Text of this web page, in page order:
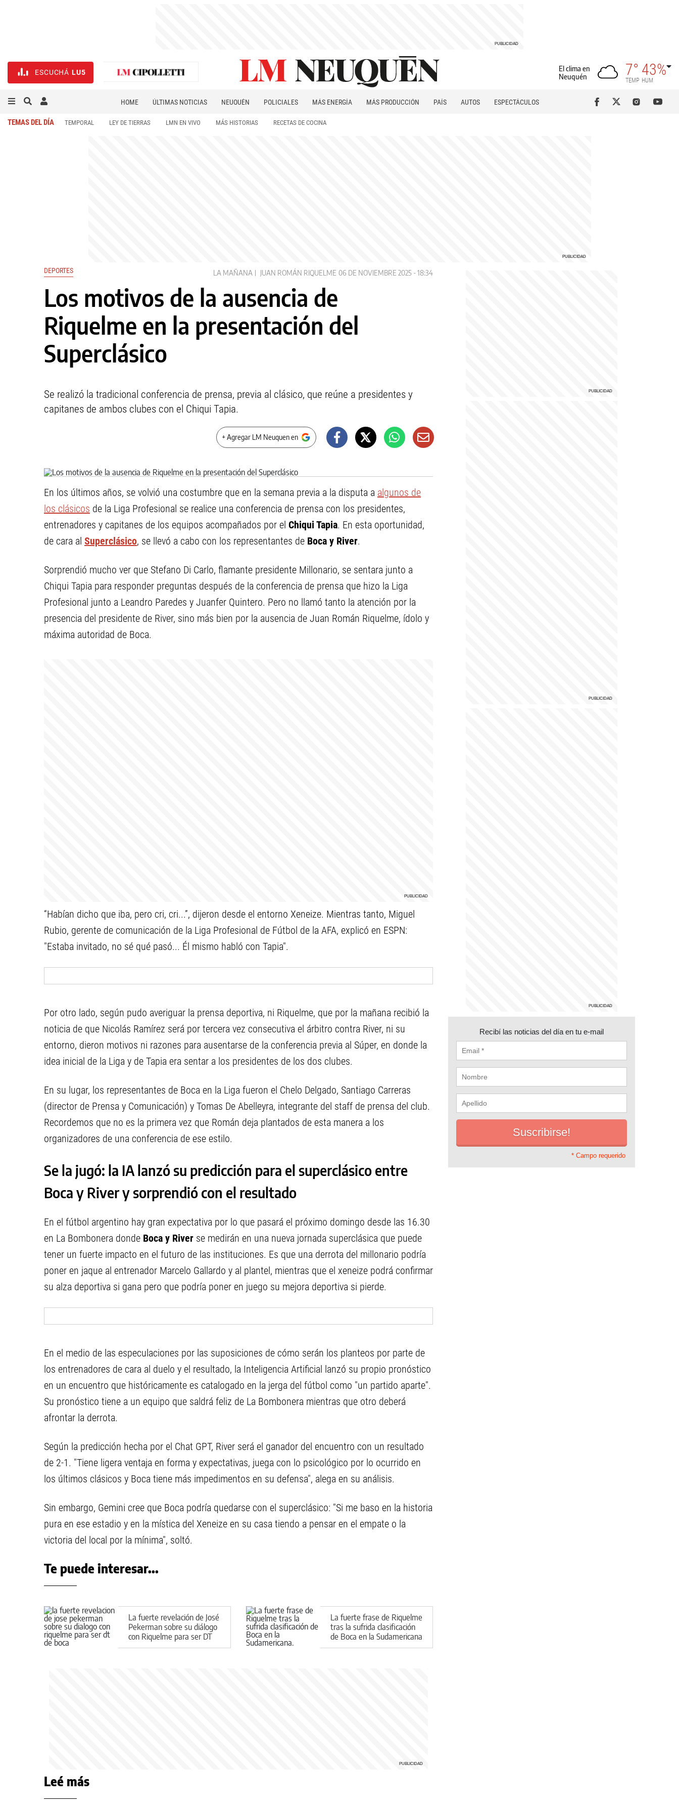
ESCUCHÁ LU5
El clima en
Neuquén
7°
TEMP
43%
HUM
HOME ÚLTIMAS NOTICIAS NEUQUÉN POLICIALES MÁS ENERGÍA MÁS PRODUCCIÓN PAÍS AUTOS
ESPECTÁCULOS
TEMAS DEL DÍA TEMPORAL LEY DE TIERRAS LMN EN VIVO MÁS HISTORIAS RECETAS DE COCINA
DEPORTES LA MAÑANA JUAN ROMÁN RIQUELME 06 DE NOVIEMBRE 2025 - 18:34
Los motivos de la ausencia de
Riquelme en la presentación del
Superclásico
Se realizó la tradicional conferencia de prensa, previa al clásico, que reúne a presidentes y
capitanes de ambos clubes con el Chiqui Tapia.
+ Agregar LM Neuquen en
En los últimos años, se volvió una costumbre que en la semana previa a la disputa a algunos de
los clásicos de la Liga Profesional se realice una conferencia de prensa con los presidentes,
entrenadores y capitanes de los equipos acompañados por el Chiqui Tapia. En esta oportunidad,
de cara al Superclásico, se llevó a cabo con los representantes de Boca y River.
Sorprendió mucho ver que Stefano Di Carlo, flamante presidente Millonario, se sentara junto a
Chiqui Tapia para responder preguntas después de la conferencia de prensa que hizo la Liga
Profesional junto a Leandro Paredes y Juanfer Quintero. Pero no llamó tanto la atención por la
presencia del presidente de River, sino más bien por la ausencia de Juan Román Riquelme, ídolo y
máxima autoridad de Boca.
“Habían dicho que iba, pero cri, cri...”, dijeron desde el entorno Xeneize. Mientras tanto, Miguel
Rubio, gerente de comunicación de la Liga Profesional de Fútbol de la AFA, explicó en ESPN:
"Estaba invitado, no sé qué pasó... Él mismo habló con Tapia".
Por otro lado, según pudo averiguar la prensa deportiva, ni Riquelme, que por la mañana recibió la
noticia de que Nicolás Ramírez será por tercera vez consecutiva el árbitro contra River, ni su
entorno, dieron motivos ni razones para ausentarse de la conferencia previa al Súper, en donde la
idea inicial de la Liga y de Tapia era sentar a los presidentes de los dos clubes.
En su lugar, los representantes de Boca en la Liga fueron el Chelo Delgado, Santiago Carreras
(director de Prensa y Comunicación) y Tomas De Abelleyra, integrante del staff de prensa del club.
Recordemos que no es la primera vez que Román deja plantados de esta manera a los
organizadores de una conferencia de ese estilo.
Se la jugó: la IA lanzó su predicción para el superclásico entre
Boca y River y sorprendió con el resultado
En el fútbol argentino hay gran expectativa por lo que pasará el próximo domingo desde las 16.30
en La Bombonera donde Boca y River se medirán en una nueva jornada superclásica que puede
tener un fuerte impacto en el futuro de las instituciones. Es que una derrota del millonario podría
poner en jaque al entrenador Marcelo Gallardo y al plantel, mientras que el xeneize podrá confirmar
su alza deportiva si gana pero que podría poner en juego su mejora deportiva si pierde.
En el medio de las especulaciones por las suposiciones de cómo serán los planteos por parte de
los entrenadores de cara al duelo y el resultado, la Inteligencia Artificial lanzó su propio pronóstico
en un encuentro que históricamente es catalogado en la jerga del fútbol como "un partido aparte".
Su pronóstico tiene a un equipo que saldrá feliz de La Bombonera mientras que otro deberá
afrontar la derrota.
Según la predicción hecha por el Chat GPT, River será el ganador del encuentro con un resultado
de 2-1. "Tiene ligera ventaja en forma y expectativas, juega con lo psicológico por lo ocurrido en
los últimos clásicos y Boca tiene más impedimentos en su defensa", alega en su análisis.
Sin embargo, Gemini cree que Boca podría quedarse con el superclásico: "Si me baso en la historia
pura en ese estadio y en la mística del Xeneize en su casa tiendo a pensar en el empate o la
victoria del local por la mínima", soltó.
Te puede interesar...
La fuerte revelación de José
Pekerman sobre su diálogo
con Riquelme para ser DT
de Boca
La fuerte frase de Riquelme
tras la sufrida clasificación
de Boca en la Sudamericana
Recibí las noticias del día en tu e-mail
* Campo requerido
Leé más